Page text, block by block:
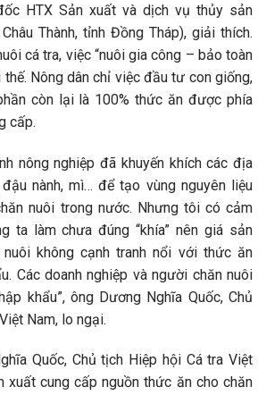
HTX Sản xuất và dịch vụ thủy sản
Thành, tỉnh Đồng Tháp), giải thích.
cá tra, việc “nuôi gia công – bảo toàn
thế. Nông dân chỉ việc đầu tư con giống,
còn lại là 100% thức ăn được phía
cấp.
nông nghiệp đã khuyến khích các địa
nành, mì… để tạo vùng nguyên liệu
nuôi trong nước. Nhưng tôi có cảm
ta làm chưa đúng “khía” nên giá sản
không cạnh tranh nổi với thức ăn
Các doanh nghiệp và người chăn nuôi
khẩu”, ông Dương Nghĩa Quốc, Chủ
Nam, lo ngại.
Quốc, Chủ tịch Hiệp hội Cá tra Việt
xuất cung cấp nguồn thức ăn cho chăn